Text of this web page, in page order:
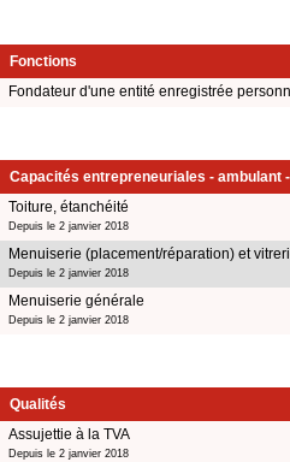
Fonctions
Fondateur d'une entité enregistrée
Capacités entrepreneuriales - ambulant
Toiture, étanchéité
Depuis le 2 janvier 2018
Menuiserie (placement/réparation) et
Depuis le 2 janvier 2018
Menuiserie générale
Depuis le 2 janvier 2018
Qualités
Assujettie à la TVA
Depuis le 2 janvier 2018